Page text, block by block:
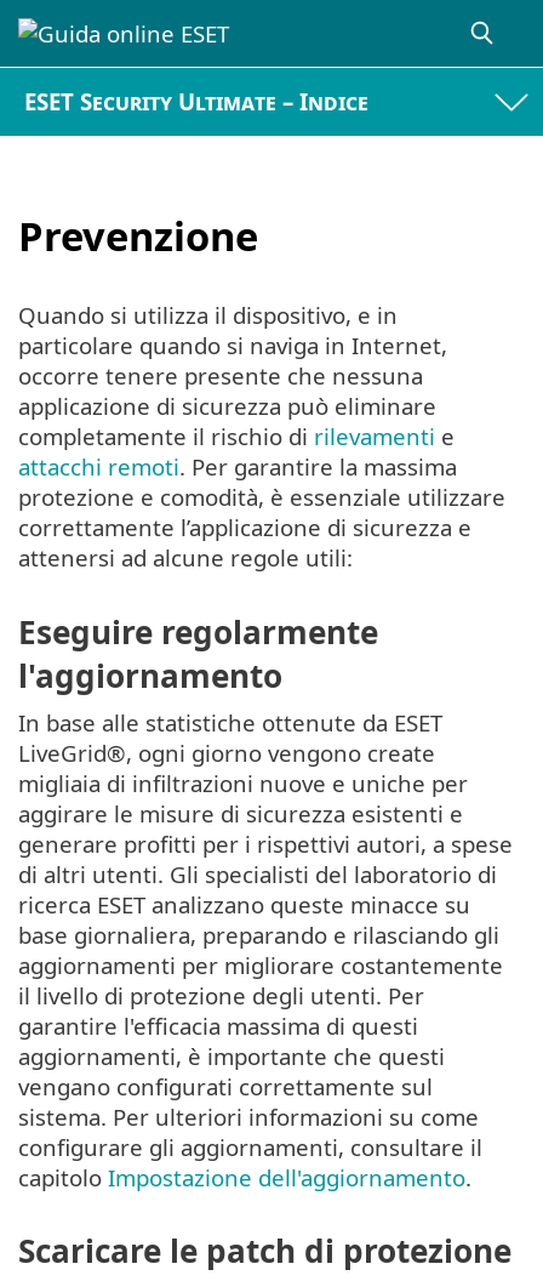
ESET Security Ultimate – Indice
Prevenzione
Quando si utilizza il dispositivo, e in
particolare quando si naviga in Internet,
occorre tenere presente che nessuna
applicazione di sicurezza può eliminare
completamente il rischio di rilevamenti e
attacchi remoti. Per garantire la massima
protezione e comodità, è essenziale utilizzare
correttamente l’applicazione di sicurezza e
attenersi ad alcune regole utili:
Eseguire regolarmente
l'aggiornamento
In base alle statistiche ottenute da ESET
LiveGrid®, ogni giorno vengono create
migliaia di infiltrazioni nuove e uniche per
aggirare le misure di sicurezza esistenti e
generare profitti per i rispettivi autori, a spese
di altri utenti. Gli specialisti del laboratorio di
ricerca ESET analizzano queste minacce su
base giornaliera, preparando e rilasciando gli
aggiornamenti per migliorare costantemente
il livello di protezione degli utenti. Per
garantire l'efficacia massima di questi
aggiornamenti, è importante che questi
vengano configurati correttamente sul
sistema. Per ulteriori informazioni su come
configurare gli aggiornamenti, consultare il
capitolo Impostazione dell'aggiornamento.
Scaricare le patch di protezione